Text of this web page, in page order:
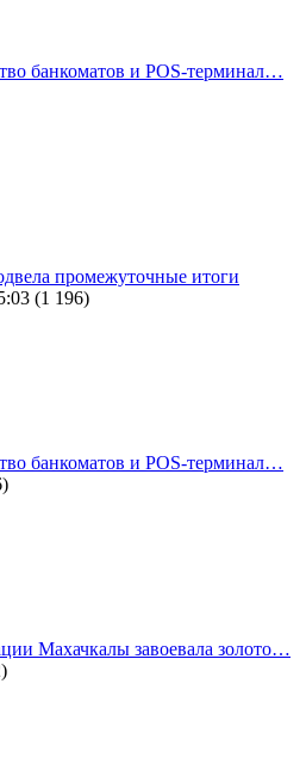
банкоматов и POS-терминал…
промежуточные итоги
(1 196)
банкоматов и POS-терминал…
Махачкалы завоевала золото…